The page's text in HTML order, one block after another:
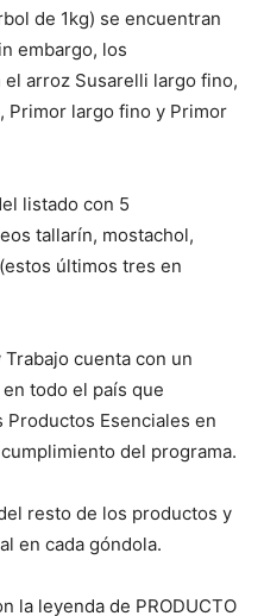
de 1kg) se encuentran
embargo, los
arroz Susarelli largo fino,
Primor largo fino y Primor
listado con 5
tallarín, mostachol,
últimos tres en
cuenta con un
todo el país que
Esenciales en
del programa.
resto de los productos y
en cada góndola.
la leyenda de PRODUCTO